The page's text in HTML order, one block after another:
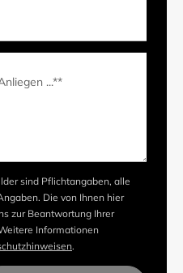
sind Pflichtangaben, alle
Die von Ihnen hier
zur Beantwortung Ihrer
Informationen
.